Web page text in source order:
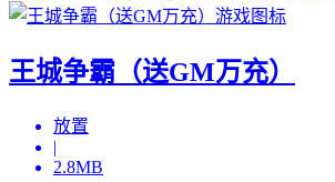
王城争霸（送GM万充）
放置
|
2.8MB